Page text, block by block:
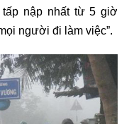
tấp nập nhất từ 5 giờ
người đi làm việc”.